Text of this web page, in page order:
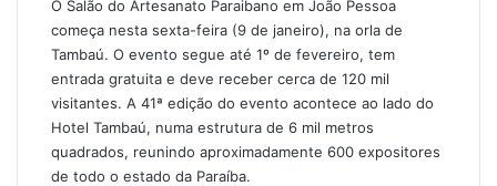
O Salão do Artesanato Paraibano em João Pessoa
começa nesta sexta-feira (9 de janeiro), na orla de
Tambaú. O evento segue até 1º de fevereiro, tem
entrada gratuita e deve receber cerca de 120 mil
visitantes. A 41ª edição do evento acontece ao lado do
Hotel Tambaú, numa estrutura de 6 mil metros
quadrados, reunindo aproximadamente 600 expositores
de todo o estado da Paraíba.